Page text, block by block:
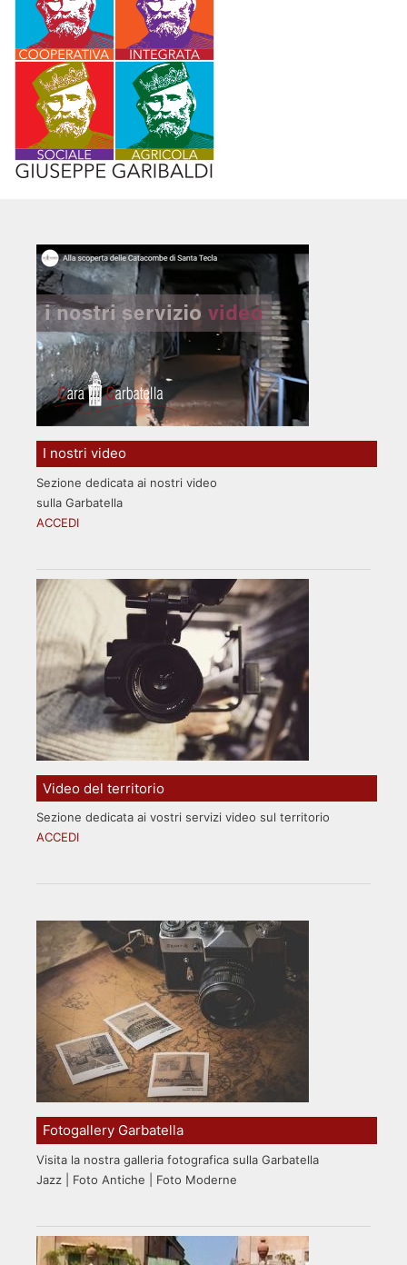
I nostri video
Sezione dedicata ai nostri video
sulla Garbatella
ACCEDI
Video del territorio
Sezione dedicata ai vostri servizi video sul territorio
ACCEDI
Fotogallery Garbatella
Visita la nostra galleria fotografica sulla Garbatella
Jazz | Foto Antiche | Foto Moderne